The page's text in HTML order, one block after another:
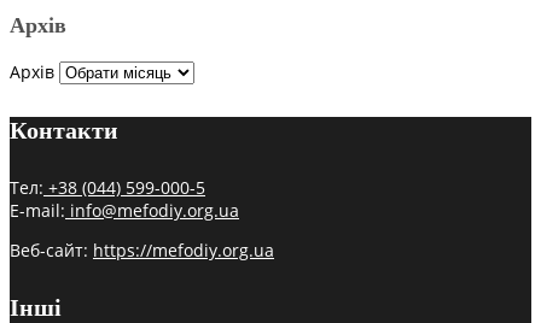
Архів
Архів
Контакти
Тел: +38 (044) 599-000-5
E-mail: info@mefodiy.org.ua
Веб-сайт: https://mefodiy.org.ua
Інші